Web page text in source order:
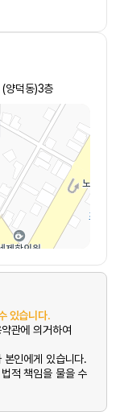
양덕동)3층
있습니다.
관에 의거하여
본인에게 있습니다.
적 책임을 물을 수